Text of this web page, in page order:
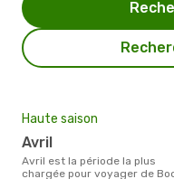
Haute saison
avril
avril est la période la plus
chargée pour voyager de